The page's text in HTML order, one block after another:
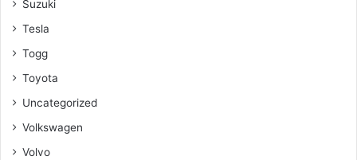
Suzuki
Tesla
Togg
Toyota
Uncategorized
Volkswagen
Volvo